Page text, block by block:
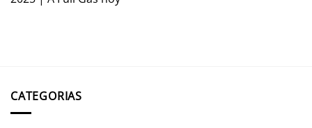
CATEGORIAS